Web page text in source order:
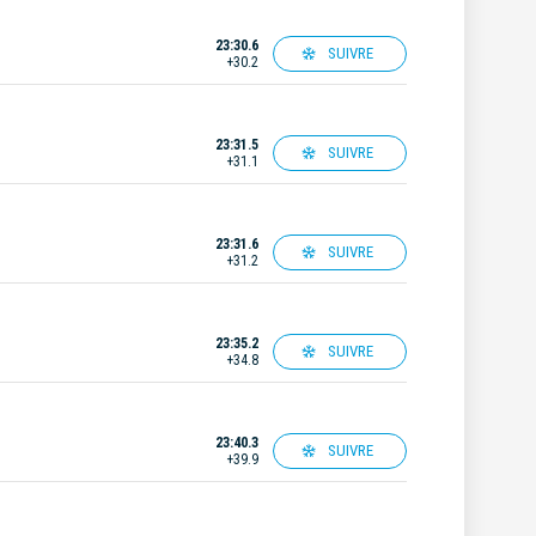
23:30.6
+30.2
SUIVRE
23:31.5
+31.1
SUIVRE
23:31.6
+31.2
SUIVRE
23:35.2
+34.8
SUIVRE
23:40.3
+39.9
SUIVRE